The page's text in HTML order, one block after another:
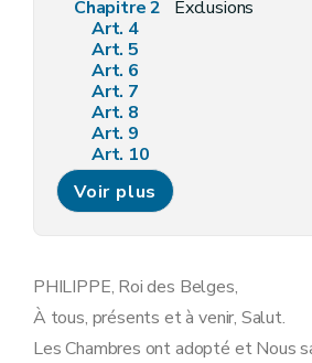
Chapitre 2
Exclusions
Art. 4
Art. 5
Art. 6
Art. 7
Art. 8
Art. 9
Art. 10
Art. 11
Art. 12
Art. 13
Art. 16
Art. 17
Chapitre 3 Concessions et contrats mixtes ou
Art. 18
Voir plus
PHILIPPE, Roi des Belges,
À tous, présents et à venir, Salut.
Les Chambres ont adopté et Nous